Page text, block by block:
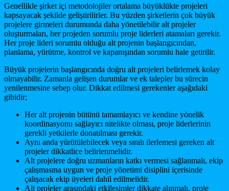
Genellikle şirket içi metodolojiler ortalama büyüklükte projeleri
kapsayacak şekilde geliştirilirler. Bu yüzden şirketlerin çok büyük
projelere girmeleri durumunda daha yönetilebilir alt projeler
oluşturmaları, her projeden sorumlu proje liderleri atamaları gerekir.
Her proje lideri sorumlu olduğu alt projenin başlangıcından,
planlama, yürütme, kontrol ve kapanışından sorumlu hale getirilir.
Büyük projelerin başlangıcında doğru alt projeleri belirlemek kolay
olmayabilir. Zamanla gelişen durumlar ve ek talepler bu sürecin
yenilenmesine sebep olur. Dikkat edilmesi gerekenler aşağıdaki
gibidir;
Her alt projenin bütünü tamamlayıcı ve kendine yönelik
koordinasyonu sağlayıcı nitelikte olması, proje liderlerinin
gerekli yetkilerle donatılması gerekir.
Aynı anda yürütülebilecek veya sıralı ilerlemesi gereken alt
projeler dikkatlice belirlenmelidir.
Alt projelere doğru uzmanların katkı vermesi sağlanmalı, ekip
çalışmasına uygun ve proje yönetimi disiplini içerisinde
çalışacak ekip üyeleri dahil edilmelidir.
Alt projeler arasındaki etkileşimler dikkate alınmalı, proje